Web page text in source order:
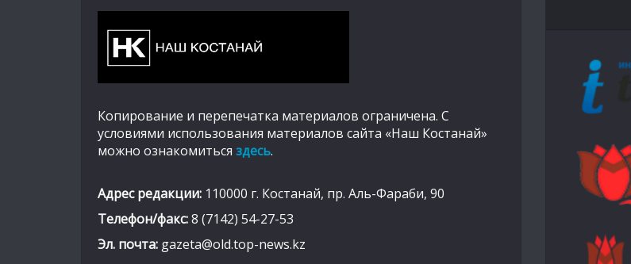
Копирование и перепечатка материалов ограничена. С
условиями использования материалов сайта «Наш Костанай»
можно ознакомиться здесь.
Адрес редакции: 110000 г. Костанай, пр. Аль-Фараби, 90
Телефон/факс:8 (7142) 54-27-53
Эл. почта: gazeta@old.top-news.kz